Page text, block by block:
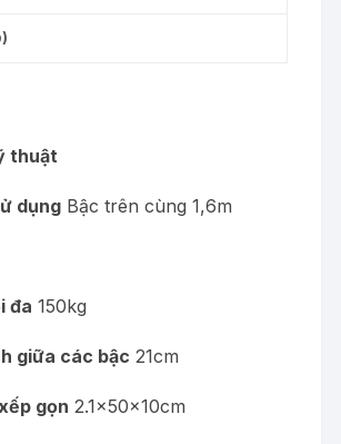
thuật
dụng Bậc trên cùng 1,6m
đa 150kg
giữa các bậc 21cm
gọn 2.1x50x10cm